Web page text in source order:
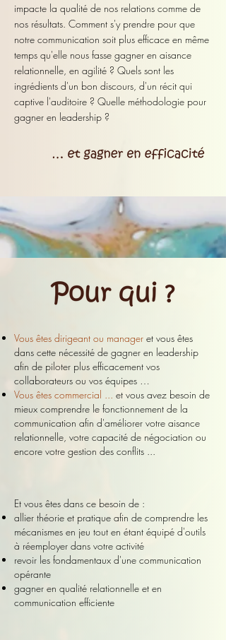
impacte la qualité de nos relations comme de
nos résultats. Comment s'y prendre pour que
notre communication soit plus efficace en même
temps qu'elle nous fasse gagner en aisance
relationnelle, en agilité ? Quels sont les
ingrédients d'un bon discours, d'un récit qui
captive l'auditoire ? Quelle méthodologie pour
gagner en leadership ?
Vous êtes dirigeant ou manager et vous êtes
dans cette nécessité de gagner en leadership
afin de piloter plus efficacement vos
collaborateurs ou vos équipes …
Vous êtes commercial ... et vous avez besoin de
mieux comprendre le fonctionnement de la
communication afin d'améliorer votre aisance
relationnelle, votre capacité de négociation ou
encore votre gestion des conflits ...
Et vous êtes dans ce besoin de :
allier théorie et pratique afin de comprendre les
mécanismes en jeu tout en étant équipé d'outils
à réemployer dans votre activité
revoir les fondamentaux d'une communication
opérante
gagner en qualité relationnelle et en
communication efficiente